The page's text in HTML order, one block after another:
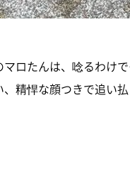
ロたんは、唸るわけ
、精悍な顔つきで追い